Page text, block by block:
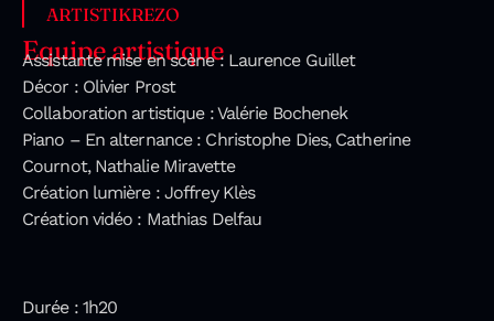
ARTISTIKREZO
Equipe artistique
Assistante mise en scène : Laurence Guillet
Décor : Olivier Prost
Collaboration artistique : Valérie Bochenek
Piano – En alternance : Christophe Dies, Catherine
Cournot, Nathalie Miravette
Création lumière : Joffrey Klès
Création vidéo : Mathias Delfau
Durée : 1h20